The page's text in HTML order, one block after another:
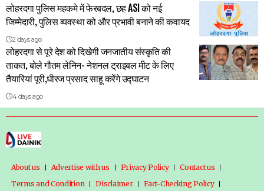
लोहरदगा पुलिस महकमे में फेरबदल, छह ASI को नई
जिम्मेदारी, पुलिस व्यवस्था को और प्रभावी बनाने की कवायद
2 days ago
लोहरदगा से पूरे देश को दिखेगी जनजातीय संस्कृति की
ताकत, बोले गौतम लेनिन- नेशनल ट्राइबल मीट के लिए
तैयारियां पूरी,धीरज प्रसाद साहू करेंगे उद्घाटन
4 days ago
About us Advertise with us Privacy Policy
Contact us
Terms and Condition
Disclaimer
Fact-Checking Policy